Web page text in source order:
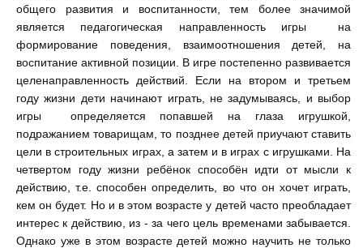
общего развития и воспитанности, тем более значимой
является педагогическая направленность игры на
формирование поведения, взаимоотношения детей, на
воспитание активной позиции. В игре постепенно развивается
целенаправленность действий. Если на втором и третьем
году жизни дети начинают играть, не задумываясь, и выбор
игры определяется попавшей на глаза игрушкой,
подражанием товарищам, то позднее детей приучают ставить
цели в строительных играх, а затем и в играх с игрушками. На
четвертом году жизни ребёнок способён идти от мысли к
действию, т.е. способен определить, во что он хочет играть,
кем он будет. Но и в этом возрасте у детей часто преобладает
интерес к действию, из - за чего цель временами забывается.
Однако уже в этом возрасте детей можно научить не только